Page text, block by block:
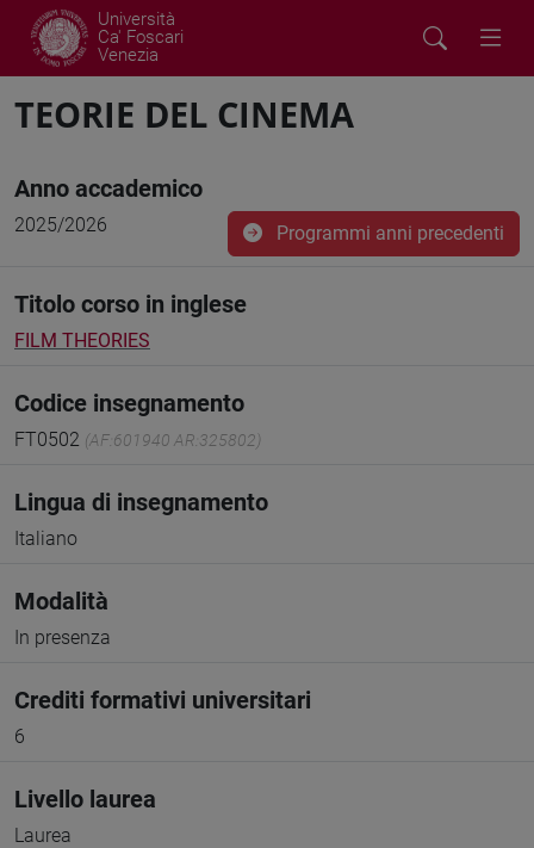
Università
Ca' Foscari
Venezia
TEORIE DEL CINEMA
Anno accademico
2025/2026 Programmi anni precedenti
Titolo corso in inglese
FILM THEORIES
Codice insegnamento
FT0502 (AF:601940 AR:325802)
Lingua di insegnamento
Italiano
Modalità
In presenza
Crediti formativi universitari
6
Livello laurea
Laurea